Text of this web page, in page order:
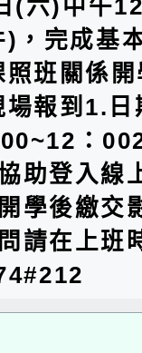
(六)中午
，完成基
班關係
報到1.
：
助登入線
學後繳交
請在上班